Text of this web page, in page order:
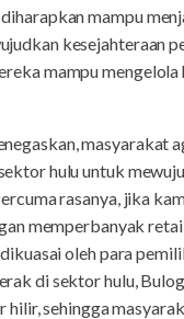
mampu
kesejahteraan
mampu mengelola
masyarakat
hulu untuk
rasanya, jika
memperbanyak
oleh para
di sektor hulu,
hilir, sehingga